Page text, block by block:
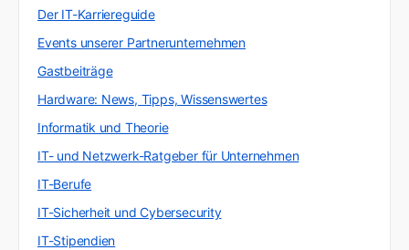
Der IT-Karriereguide
Events unserer Partnerunternehmen
Gastbeiträge
Hardware: News, Tipps, Wissenswertes
Informatik und Theorie
IT- und Netzwerk-Ratgeber für Unternehmen
IT-Berufe
IT-Sicherheit und Cybersecurity
IT-Stipendien